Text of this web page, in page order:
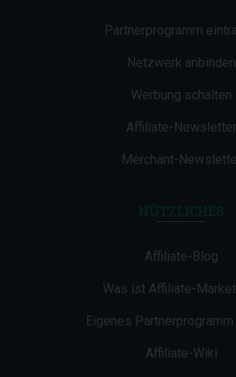
Partnerprogramm
Netzwerk anbinden
Werbung schalten
Affiliate-Newsletter
Merchant-
Affiliate-Blog
Was ist Affiliate-
Eigenes
Affiliate-Wiki